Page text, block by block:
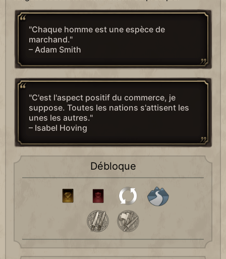
"Chaque homme est une espèce de
marchand."
– Adam Smith
"C'est l'aspect positif du commerce, je
suppose. Toutes les nations s'attisent les
unes les autres."
– Isabel Hoving
Débloque